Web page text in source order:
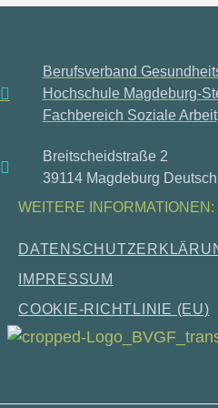
Berufsverband
Hochschule Magdeburg-
Fachbereich Soziale
Breitscheidstraße 2
39114 Magdeburg
WEITERE INFORMATIONEN:
IMPRES­SUM
COO­KIE-RICH­T­­LI­­NIE (EU)